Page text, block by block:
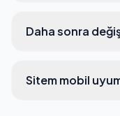
Daha sonra
Sitem mobil